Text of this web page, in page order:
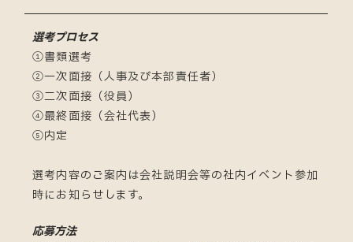
選考プロセス
①書類選考
②一次面接（人事及び本部責任者）
③二次面接（役員）
④最終面接（会社代表）
⑤内定
選考内容のご案内は会社説明会等の社内イベント参加
時にお知らせします。
応募方法